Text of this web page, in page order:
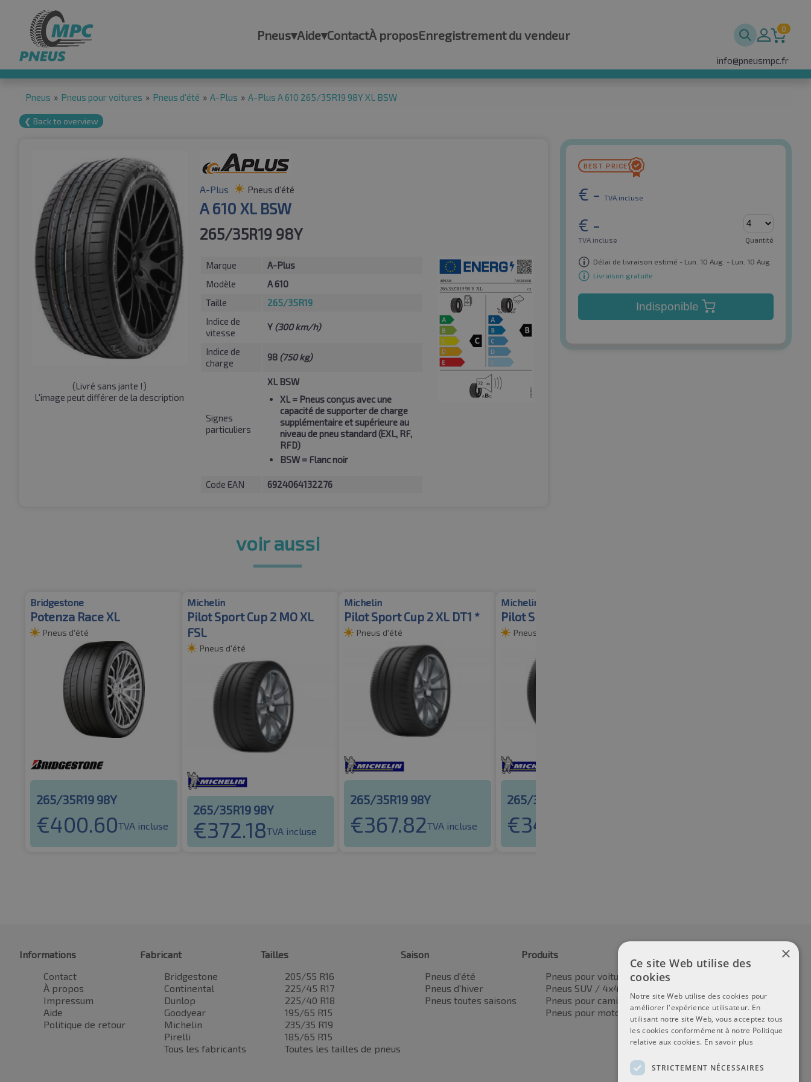
Pneus▾Aide▾ContactÀ proposEnregistrement du vendeur 0
info@pneusmpc.fr
Pneus » Pneus pour voitures » Pneus d'été » A-Plus » A-Plus A 610 265/35R19 98Y XL BSW
❮ Back to overview
(Livré sans jante !)
L'image peut différer de la description
A-Plus Pneus d'été
A 610 XL BSW
265/35R19 98Y
Marque
A-Plus
Modèle
A 610
Taille
265/35R19
Indice de
vitesse
Y (300 km/h)
Indice de
charge
98 (750 kg)
Signes
particuliers
XL BSW
XL= Pneus conçus avec une
capacité de supporter de charge
supplémentaire et supérieure au
niveau de pneu standard (EXL, RF,
RFD)
BSW= Flanc noir
Code EAN 6924064132276
€ - TVA incluse
€ -
TVA incluse Quantité
Délai de livraison estimé - Lun. 10 Aug. - Lun. 10 Aug.
Livraison gratuite
Indisponible
voir aussi
Bridgestone
Potenza Race XL
Pneus d'été
265/35R19 98Y
€400.60TVA incluse
Michelin
Pilot Sport Cup 2 MO XL
FSL
Pneus d'été
265/35R19 98Y
€372.18TVA incluse
Michelin
Pilot Sport Cup 2 XL DT1 *
Pneus d'été
265/35R19 98Y
€367.82TVA incluse
Michelin
Pilot Sport Cup 2 XL *
Pneus d'été
265/35R19 98Y
€344.88
Informations
Contact
À propos
Impressum
Aide
Politique de retour
Fabricant
Bridgestone
Continental
Dunlop
Goodyear
Michelin
Pirelli
Tous les fabricants
Tailles
205/55 R16
225/45 R17
225/40 R18
195/65 R15
235/35 R19
185/65 R15
Toutes les tailles de pneus
Saison
Pneus d'été
Pneus d'hiver
Pneus toutes saisons
Produits
Pneus pour voitures
Pneus SUV / 4x4
Pneus pour camionnettes
Pneus pour motos
×
Ce site Web utilise des
cookies
Notre site Web utilise des cookies pour
améliorer l'expérience utilisateur. En
utilisant notre site Web, vous acceptez tous
les cookies conformément à notre Politique
relative aux cookies. En savoir plus
STRICTEMENT NÉCESSAIRES